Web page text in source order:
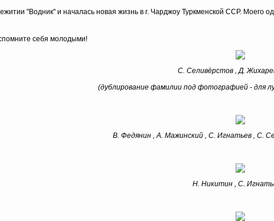
"Водник" и началась новая жизнь в г. Чарджоу Туркменской ССР. Моего
себя молодыми!
С. Селивёрстов , Д.
(дублирование фамилии под фотографией - для
В. Федянин , А. Мажинский , С. Игнатьев , С.
Н. Никитин , С.